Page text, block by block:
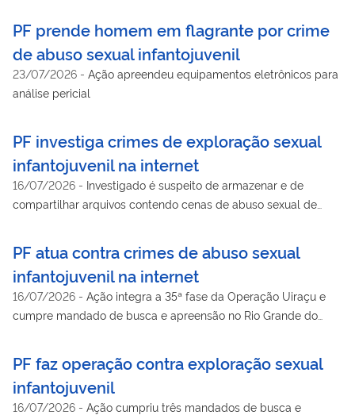
PF prende homem em flagrante por crime
de abuso sexual infantojuvenil
23/07/2026 - Ação apreendeu equipamentos eletrônicos para
análise pericial
PF investiga crimes de exploração sexual
infantojuvenil na internet
16/07/2026 - Investigado é suspeito de armazenar e de
compartilhar arquivos contendo cenas de abuso sexual de
PF atua contra crimes de abuso sexual
infantojuvenil na internet
16/07/2026 - Ação integra a 35ª fase da Operação Uiraçu e
cumpre mandado de busca e apreensão no Rio Grande do
PF faz operação contra exploração sexual
infantojuvenil
16/07/2026 - Ação cumpriu três mandados de busca e